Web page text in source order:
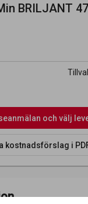
BRILJANT
och välj
kostnadsförslag i